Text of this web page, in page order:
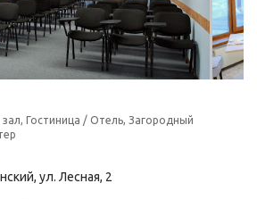
Гостиница / Отель, Загородный
ул. Лесная, 2